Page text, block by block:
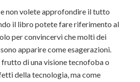
non volete approfondire il tutto
il libro potete fare riferimento al
per convincervi che molti dei
apparire come esagerazioni.
frutto di una visione tecnofoba o
della tecnologia, ma come